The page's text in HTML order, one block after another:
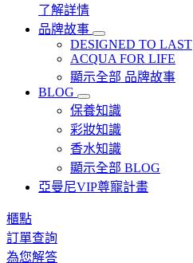
了解詳情
品牌故事
DESIGNED TO LAST
ACQUA FOR LIFE
顯示全部 品牌故事
BLOG
保養知識
彩妝知識
香水知識
顯示全部 BLOG
亞曼尼VIP尊寵計畫
櫃點
訂單查詢
為您解答